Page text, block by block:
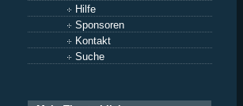
Hilfe
Sponsoren
Kontakt
Suche